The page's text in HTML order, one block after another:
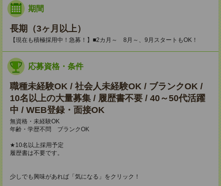
期間
長期（3ヶ月以上）
【現在も積極採用中！急募！】■2カ月～ 8月～、9月スタートもOK！
応募資格・条件
職種未経験OK / 社会人未経験OK / ブランクOK /
10名以上の大量募集 / 履歴書不要 / 40～50代活躍
中 / WEB登録・面接OK
無資格・未経験OK
年齢・学歴不問 ブランクOK
★10名以上採用予定
履歴書は不要です。
少しでも興味があれば「気になる」をクリック！